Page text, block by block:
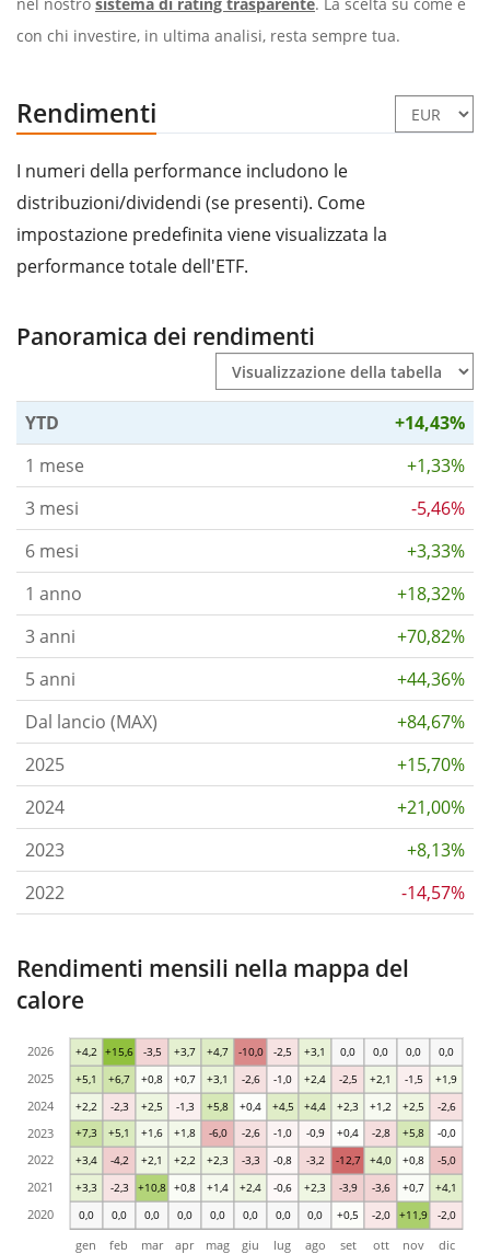
con chi investire, in ultima analisi, resta sempre tua.
Rendimenti
I numeri della performance includono le
distribuzioni/dividendi (se presenti). Come
impostazione predefinita viene visualizzata la
performance totale dell'ETF.
Panoramica dei rendimenti
YTD
+14,43%
1 mese
+1,33%
3 mesi
-5,46%
6 mesi
+3,33%
1 anno
+18,32%
3 anni
+70,82%
5 anni
+44,36%
Dal lancio (MAX)
+84,67%
2025
+15,70%
2024
+21,00%
2023
+8,13%
2022
-14,57%
Rendimenti mensili nella mappa del
calore
0,0 0,0 0,0 0,0 0,0 0,0 0,0 0,0 +0,5 -2,0 +11,9 -2,0
+3,3 -2,3 +10,8 +0,8 +1,4 +2,4 -0,6 +2,3 -3,9 -3,6 +0,7 +4,1
+3,4 -4,2 +2,1 +2,2 +2,3 -3,3 -0,8 -3,2 -12,7 +4,0 +0,8 -5,0
+7,3 +5,1 +1,6 +1,8 -6,0 -2,6 -1,0 -0,9 +0,4 -2,8 +5,8 -0,0
+2,2 -2,3 +2,5 -1,3 +5,8 +0,4 +4,5 +4,4 +2,3 +1,2 +2,5 -2,6
+5,1 +6,7 +0,8 +0,7 +3,1 -2,6 -1,0 +2,4 -2,5 +2,1 -1,5 +1,9
+4,2 +15,6 -3,5 +3,7 +4,7 -10,0 -2,5 +3,1 0,0 0,0 0,0 0,0
gen feb mar apr mag giu lug ago set ott nov dic
2020
2021
2022
2023
2024
2025
2026